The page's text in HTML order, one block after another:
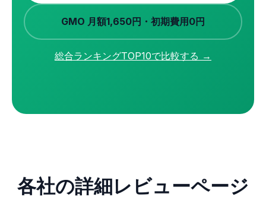
GMO 月額1,650円・初期費用0円
総合ランキングTOP10で比較する →
各社の詳細レビューページ